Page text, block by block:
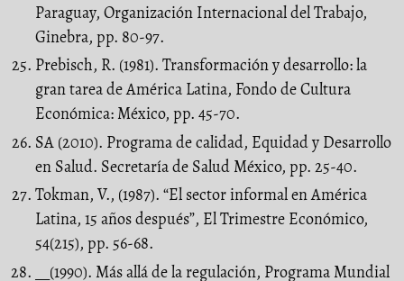
Paraguay, Organización Internacional del Trabajo,
Ginebra, pp. 80-97.
Prebisch, R. (1981). Transformación y desarrollo: la
gran tarea de América Latina, Fondo de Cultura
Económica: México, pp. 45-70.
SA (2010). Programa de calidad, Equidad y Desarrollo
en Salud. Secretaría de Salud México, pp. 25-40.
Tokman, V., (1987). “El sector informal en América
Latina, 15 años después”, El Trimestre Económico,
54(215), pp. 56-68.
__(1990). Más allá de la regulación, Programa Mundial